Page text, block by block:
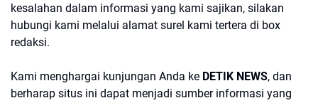
kesalahan dalam informasi yang kami sajikan, silakan
hubungi kami melalui alamat surel kami tertera di box
redaksi.
Kami menghargai kunjungan Anda ke DETIK NEWS, dan
berharap situs ini dapat menjadi sumber informasi yang